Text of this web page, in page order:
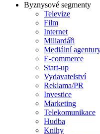
Byznysové segmenty
Televize
Film
Internet
Miliardáři
Mediální
E-commerce
Start-up
Vydavatelství
Reklama/PR
Investice
Marketing
Telekomunikace
Hudba
Knihy